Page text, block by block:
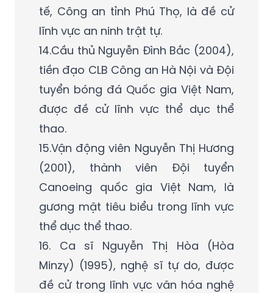
tế, Công an tỉnh Phú Thọ, là đề cử
lĩnh vực an ninh trật tự.
14.Cầu thủ Nguyễn Đình Bắc (2004),
tiền đạo CLB Công an Hà Nội và Đội
tuyển bóng đá Quốc gia Việt Nam,
được đề cử lĩnh vực thể dục thể
thao.
15.Vận động viên Nguyễn Thị Hương
(2001), thành viên Đội tuyển
Canoeing quốc gia Việt Nam, là
gương mặt tiêu biểu trong lĩnh vực
thể dục thể thao.
16. Ca sĩ Nguyễn Thị Hòa (Hòa
Minzy) (1995), nghệ sĩ tự do, được
đề cử trong lĩnh vực văn hóa nghệ